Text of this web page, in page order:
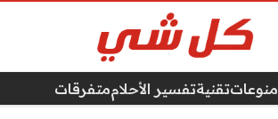
منوعاتتقنيةتفسير الأحلاممتفرقات